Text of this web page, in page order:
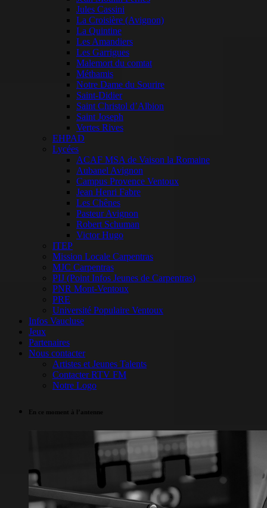
Jules Cassini
La Croisière (Avignon)
La Quintine
Les Amandiers
Les Garrigues
Malemort du comtat
Méthamis
Notre Dame du Sourire
Saint-Didier
Saint Christol d’Albion
Saint Joseph
Vertes Rives
EHPAD
Lycées
ACAF MSA de Vaison la Romaine
Aubanel Avignon
Campus Provence Ventoux
Jean Henri Fabre
Les Chênes
Pasteur Avignon
Robert Schuman
Victor Hugo
ITEP
Mission Locale Carpentras
MJC Carpentras
PIJ (Point Infos Jeunes de Carpentras)
PNR Mont-Ventoux
PRE
Université Populaire Ventoux
Infos Vaucluse
Jeux
Partenaires
Nous contacter
Artistes et Jeunes Talents
Contacter RTV FM
Notre Logo
En ce moment à l’antenne